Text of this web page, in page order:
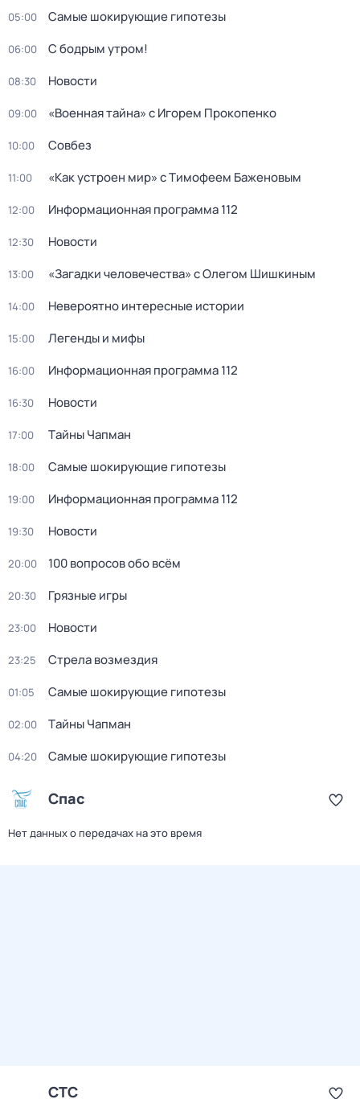
05:00 Самые шoкиpующие гипотезы
06:00 С бодрым утром!
08:30 Новости
09:00 «Военная тайна» с Игорем Прокопенко
10:00 Совбез
11:00 «Как устроен мир» с Тимофеем Баженовым
12:00 Информационная программа 112
12:30 Новости
13:00 «Загадки человечества» с Олегом Шишкиным
14:00 Невероятно интересные истории
15:00 Легенды и мифы
16:00 Информационная программа 112
16:30 Новости
17:00 Тaйны Чапман
18:00 Самые шoкиpующие гипотезы
19:00 Информационная программа 112
19:30 Новости
20:00 100 вопросов обо всём
20:30 Грязные игры
23:00 Новости
23:25 Стрела возмездия
01:05 Самые шoкиpующие гипотезы
02:00 Тaйны Чапман
04:20 Самые шoкиpующие гипотезы
Спас
Нет данных о передачах на это время
СТС